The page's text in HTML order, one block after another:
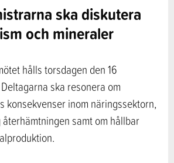
ska diskutera
och mineraler
hålls torsdagen den 16
ska resonera om
konsekvenser inom näringssektorn,
samt om hållbar